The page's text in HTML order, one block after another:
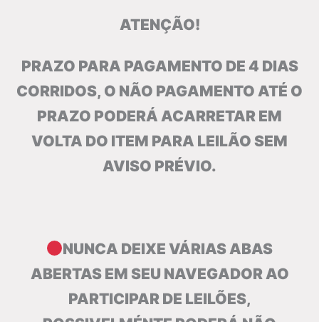
ATENÇÃO!
PRAZO PARA PAGAMENTO DE 4 DIAS
CORRIDOS, O NÃO PAGAMENTO ATÉ O
PRAZO PODERÁ ACARRETAR EM
VOLTA DO ITEM PARA LEILÃO SEM
AVISO PRÉVIO.
NUNCA DEIXE VÁRIAS ABAS
ABERTAS EM SEU NAVEGADOR AO
PARTICIPAR DE LEILÕES,